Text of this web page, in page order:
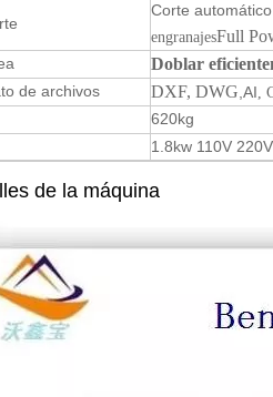
Corte
engranajesFull
Doblar
de archivos DXF, DWG ,AI,
620kg
1.8kw 110V
de la máquina